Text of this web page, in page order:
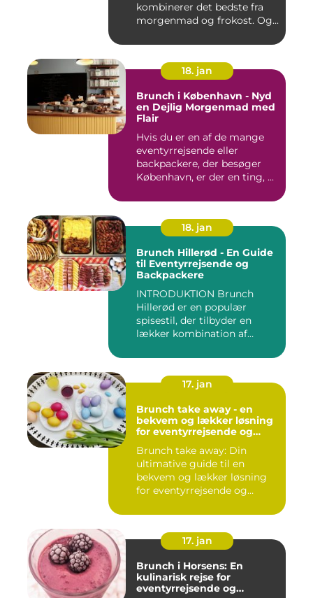
kombinerer det bedste fra
morgenmad og frokost. Og...
18. jan
Brunch i København - Nyd
en Dejlig Morgenmad med
Flair
Hvis du er en af de mange
eventyrrejsende eller
backpackere, der besøger
København, er der en ting, ...
18. jan
Brunch Hillerød - En Guide
til Eventyrrejsende og
Backpackere
INTRODUKTION Brunch
Hillerød er en populær
spisestil, der tilbyder en
lækker kombination af
17. jan
Brunch take away - en
bekvem og lækker løsning
for eventyrrejsende og
Brunch take away: Din
ultimative guide til en
bekvem og lækker løsning
for eventyrrejsende og
17. jan
Brunch i Horsens: En
kulinarisk rejse for
eventyrrejsende og